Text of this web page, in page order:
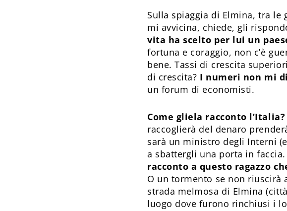
Sulla spiaggia di Elmina, tra le
mi avvicina, chiede, gli
vita ha scelto per lui un
fortuna e coraggio, non c’è
bene. Tassi di crescita
di crescita? I numeri non mi
un forum di economisti.
Come gliela racconto l’Italia?
raccoglierà del denaro
sarà un ministro degli Interni
a sbattergli una porta in
racconto a questo ragazzo
O un tormento se non riuscirà
strada melmosa di Elmina
luogo dove furono rinchiusi i